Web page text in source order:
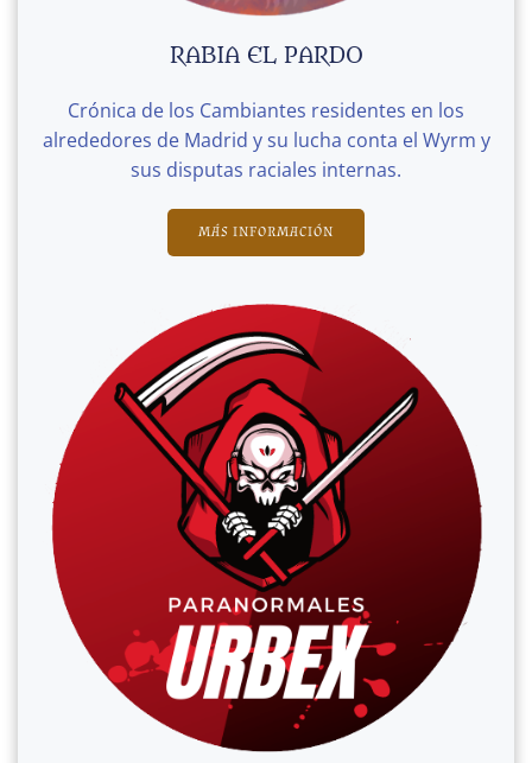
RABIA EL PARDO
Crónica de los Cambiantes residentes en los
alrededores de Madrid y su lucha conta el Wyrm y
sus disputas raciales internas.
MÁS INFORMACIÓN